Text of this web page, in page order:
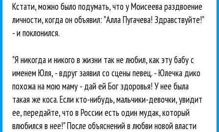
Кстати, можно было подумать, что у Моисеева раздвоение
личности, когда он объявил: "Алла Пугачева! Здравствуйте!"
- и поклонился.
"Я никогда и никого в жизни так не любил, как эту бабу с
именем Юля, - вдруг заявил со сцены певец. - Юлечка дико
похожа на мою маму - дай ей Бог здоровья! У нее была
такая же коса. Если кто-нибудь, мальчики-девочки, увидит
ее, передайте, что в России есть один мудак, который
влюбился в нее!" После объяснений в любви новой власти